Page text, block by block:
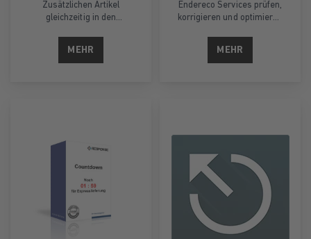
Zusätzlichen Artikel
gleichzeitig in den
MEHR
Endereco Services prüfen,
korrigieren und optimieren
ihrer Kunden. Ein Suggest
MEHR